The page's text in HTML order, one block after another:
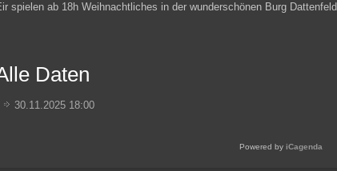
spielen ab 18h Weihnachtliches in der wunderschönen Burg Dattenfeld
Daten
30.11.2025 18:00
Powered by iCagenda